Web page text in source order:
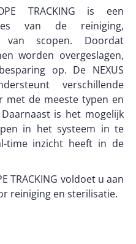
TRACKING is een
van de reiniging,
scopen. Doordat
worden overgeslagen,
op. De NEXUS
verschillende
met de meeste typen en
is het mogelijk
in het systeem in te
time inzicht heeft in de
TRACKING voldoet u aan
reiniging en sterilisatie.